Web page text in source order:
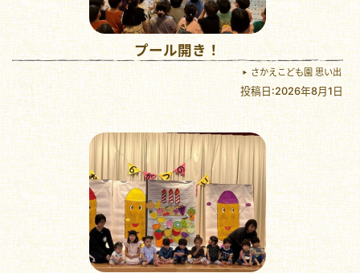
プール開き！
さかえこども園 思い出
投稿日:2026年8月1日